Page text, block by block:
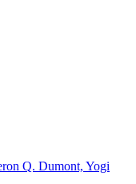
Q. Dumont, Yogi